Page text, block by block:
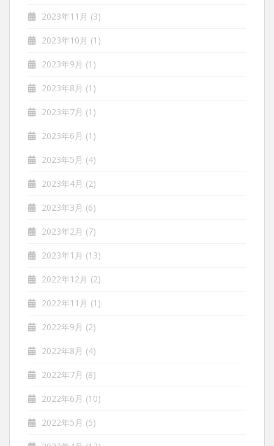
2023年11月 (3)
2023年10月 (1)
2023年9月 (1)
2023年8月 (1)
2023年7月 (1)
2023年6月 (1)
2023年5月 (4)
2023年4月 (2)
2023年3月 (6)
2023年2月 (7)
2023年1月 (13)
2022年12月 (2)
2022年11月 (1)
2022年9月 (2)
2022年8月 (4)
2022年7月 (8)
2022年6月 (10)
2022年5月 (5)